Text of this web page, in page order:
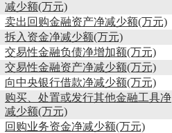
减少额(万元)
卖出回购金融资产净减少额(万元)
拆入资金净减少额(万元)
交易性金融负债净增加额(万元)
交易性金融资产净减少额(万元)
向中央银行借款净减少额(万元)
购买、处置或发行其他金融工具净
减少额(万元)
回购业务资金净减少额(万元)